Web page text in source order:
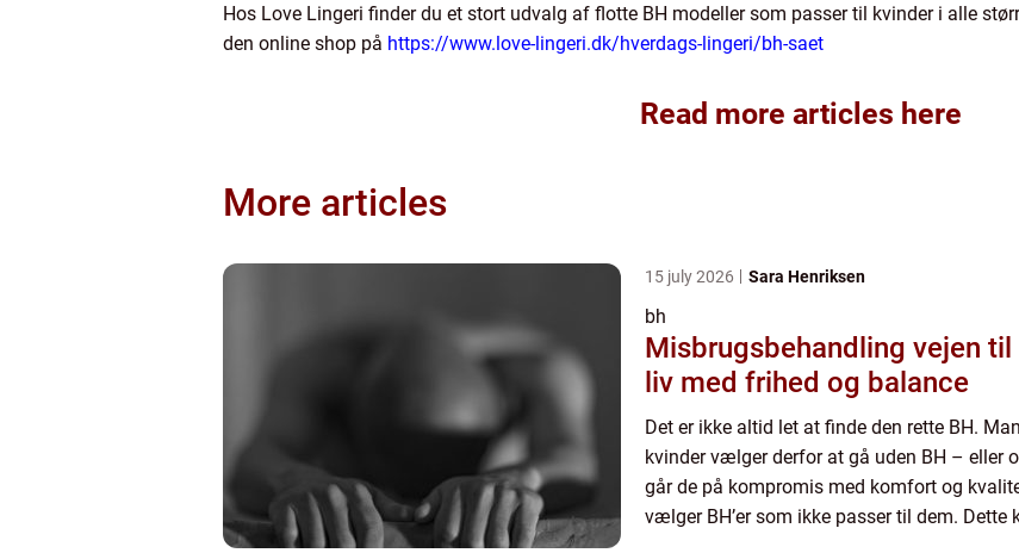
Hos Love Lingeri finder du et stort udvalg af flotte BH modeller som passer til kvinder i alle
den online shop på https://www.love-lingeri.dk/hverdags-lingeri/bh-saet
Read more articles here
More articles
15 july 2026 Sara Henriksen
bh
Misbrugsbehandling vejen til et
liv med frihed og balance
Det er ikke altid let at finde den rette BH.
kvinder vælger derfor at gå uden BH – eller
går de på kompromis med komfort og
vælger BH’er som ikke passer til dem. Dette